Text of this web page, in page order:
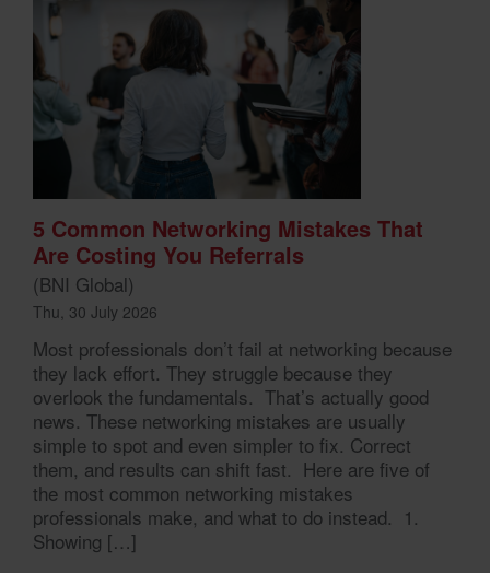
5 Common Networking Mistakes That
Are Costing You Referrals
(BNI Global)
Thu, 30 July 2026
Most professionals don’t fail at networking because
they lack effort. They struggle because they
overlook the fundamentals. That’s actually good
news. These networking mistakes are usually
simple to spot and even simpler to fix. Correct
them, and results can shift fast. Here are five of
the most common networking mistakes
professionals make, and what to do instead. 1.
Showing […]